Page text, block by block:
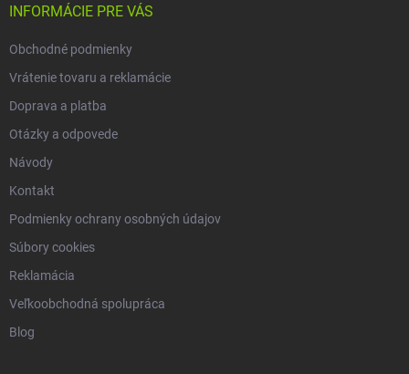
INFORMÁCIE PRE VÁS
Obchodné podmienky
Vrátenie tovaru a reklamácie
Doprava a platba
Otázky a odpovede
Návody
Kontakt
Podmienky ochrany osobných údajov
Súbory cookies
Reklamácia
Veľkoobchodná spolupráca
Blog